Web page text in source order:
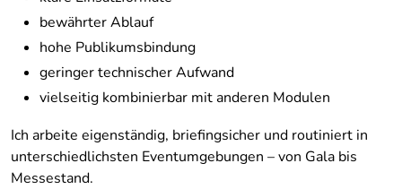
bewährter Ablauf
hohe Publikumsbindung
geringer technischer Aufwand
vielseitig kombinierbar mit anderen Modulen
Ich arbeite eigenständig, briefingsicher und routiniert in
unterschiedlichsten Eventumgebungen – von Gala bis
Messestand.